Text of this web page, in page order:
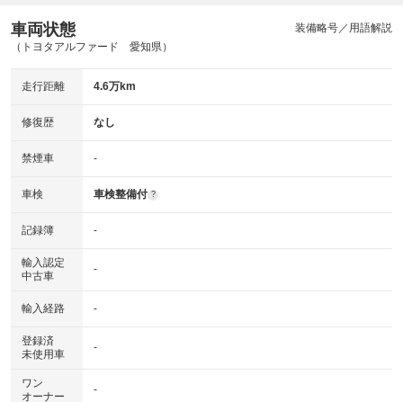
車両状態
（トヨタアルファード 愛知県）
装備略号／用語解説
走行距離 4.6万km
修復歴 なし
禁煙車 -
車検 車検整備付 ?
記録簿 -
輸入認定
中古車
-
輸入経路 -
登録済
未使用車
-
ワン
オーナー
-